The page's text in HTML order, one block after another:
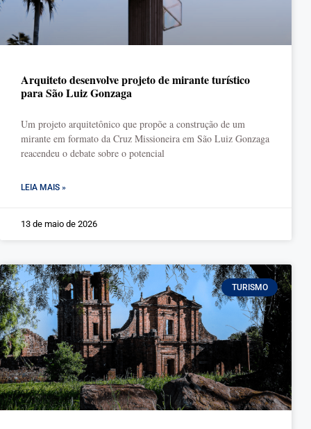
Arquiteto desenvolve projeto de mirante turístico
para São Luiz Gonzaga
Um projeto arquitetônico que propõe a construção de um
mirante em formato da Cruz Missioneira em São Luiz Gonzaga
reacendeu o debate sobre o potencial
LEIA MAIS »
13 de maio de 2026
TURISMO